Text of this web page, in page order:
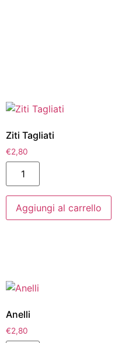
Ziti Tagliati
€2,80
Aggiungi al carrello
Anelli
€2,80